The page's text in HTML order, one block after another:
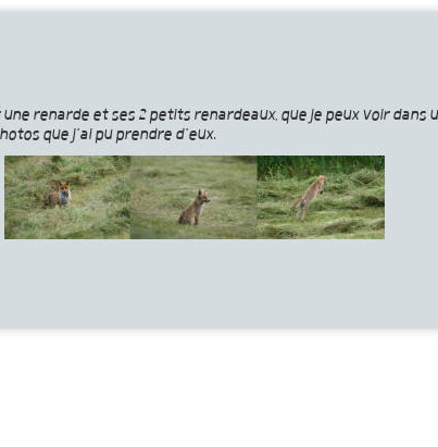
renarde et ses 2 petits renardeaux, que je peux voir dans
que j’ai pu prendre d’eux.